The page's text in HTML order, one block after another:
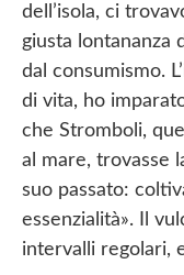
dell’isola, ci
giusta lontananza
dal consumismo.
di vita, ho
che Stromboli,
al mare, trovasse
suo passato:
essenzialità». Il
intervalli regolari,